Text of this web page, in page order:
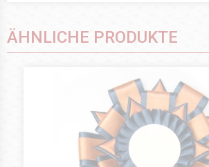
ÄHNLICHE PRODUKTE